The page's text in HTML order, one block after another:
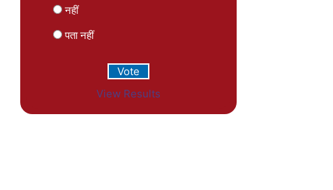
नहीं
पता नहीं
View Results